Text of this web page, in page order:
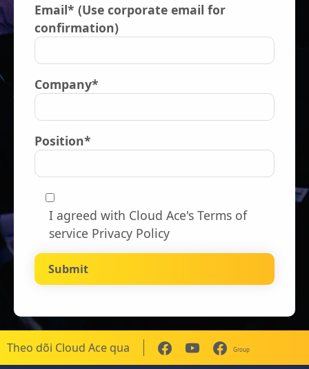
Email* (Use corporate email for
confirmation)
Company*
Position*
I agreed with Cloud Ace's Terms of
service Privacy Policy
Theo dõi Cloud Ace qua Group